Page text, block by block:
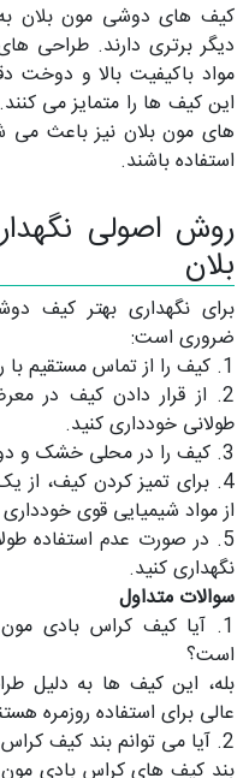
کیف های دوشی مون بلان
دیگر برتری دارند. طراحی
مواد باکیفیت بالا و دوخت
این کیف ها را متمایز می
های مون بلان نیز باعث می
استفاده باشند.
روش اصولی
بلان
برای نگهداری بهتر کیف
ضروری است:
1. کیف را از تماس مستقیم با رطوبت و آب محافظت کنید.
2. از قرار دادن کیف در
طولانی خودداری کنید.
3. کیف را در محلی خشک و دور از گردوغبار نگهداری کنید.
4. برای تمیز کردن کیف،
از مواد شیمیایی قوی
5. در صورت عدم استفاده
نگهداری کنید.
سوالات متداول
1. آیا کیف کراس بادی
است؟
بله، این کیف ها به دلیل
عالی برای استفاده روزمره
2. آیا می توانم بند کیف کراس بادی را تنظیم کنم؟
بند کیف های کراس بادی